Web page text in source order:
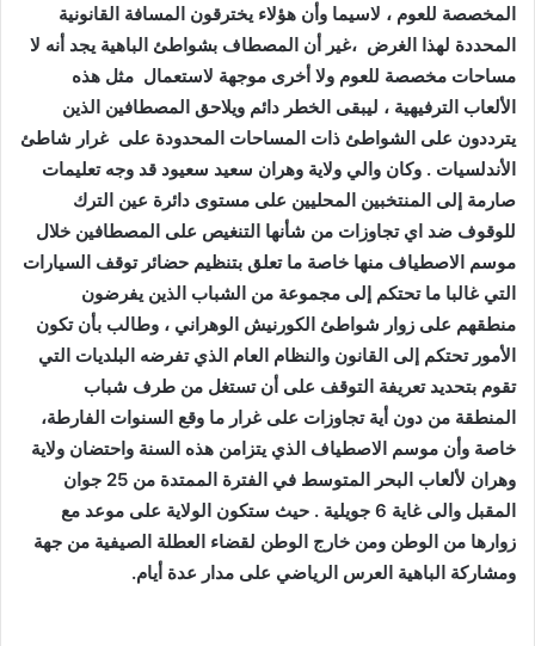
المخصصة للعوم ، لاسيما وأن هؤلاء يخترقون المسافة القانونية
المحددة لهذا الغرض ،غير أن المصطاف بشواطئ الباهية يجد أنه لا
مساحات مخصصة للعوم ولا أخرى موجهة لاستعمال مثل هذه
الألعاب الترفيهية ، ليبقى الخطر دائم ويلاحق المصطافين الذين
يترددون على الشواطئ ذات المساحات المحدودة على غرار شاطئ
الأندلسيات . وكان والي ولاية وهران سعيد سعيود قد وجه تعليمات
صارمة إلى المنتخبين المحليين على مستوى دائرة عين الترك
للوقوف ضد اي تجاوزات من شأنها التنغيص على المصطافين خلال
موسم الاصطياف منها خاصة ما تعلق بتنظيم حضائر توقف السيارات
التي غالبا ما تحتكم إلى مجموعة من الشباب الذين يفرضون
منطقهم على زوار شواطئ الكورنيش الوهراني ، وطالب بأن تكون
الأمور تحتكم إلى القانون والنظام العام الذي تفرضه البلديات التي
تقوم بتحديد تعريفة التوقف على أن تستغل من طرف شباب
المنطقة من دون أية تجاوزات على غرار ما وقع السنوات الفارطة،
خاصة وأن موسم الاصطياف الذي يتزامن هذه السنة واحتضان ولاية
وهران لألعاب البحر المتوسط في الفترة الممتدة من 25 جوان
المقبل والى غاية 6 جويلية . حيث ستكون الولاية على موعد مع
زوارها من الوطن ومن خارج الوطن لقضاء العطلة الصيفية من جهة
ومشاركة الباهية العرس الرياضي على مدار عدة أيام.